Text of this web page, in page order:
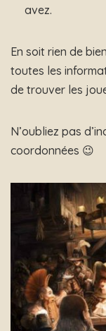
avez.
En soit rien de
toutes les
de trouver les
N’oubliez pas
coordonnées 😉